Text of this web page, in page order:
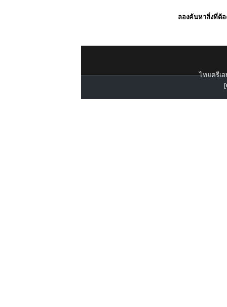
ลองค้นหาสิ่งที่ต้อ
ไทยครีเอ
[